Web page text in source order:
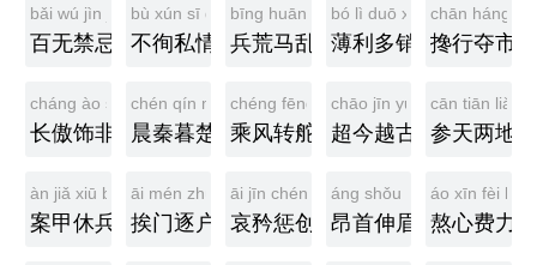
bǎi wú jìn jì
百无禁忌
bù xún sī qíng
不徇私情
bīng huāng mǎ luàn
兵荒马乱
bó lì duō xiāo
薄利多销
chān háng
搀行夺市
cháng ào shì fēi
长傲饰非
chén qín mù chǔ
晨秦暮楚
chéng fēng zhuǎn duò
乘风转舵
chāo jīn yuè gǔ
超今越古
cān tiān liǎng
参天两地
àn jiǎ xiū bīng
案甲休兵
āi mén zhú hù
挨门逐户
āi jīn chéng chuàng
哀矜惩创
áng shǒu shēn méi
昂首伸眉
áo xīn fèi lì
熬心费力